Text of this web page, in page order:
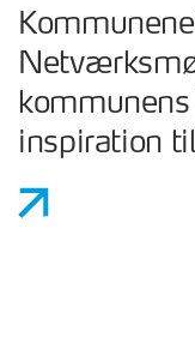
inspiration